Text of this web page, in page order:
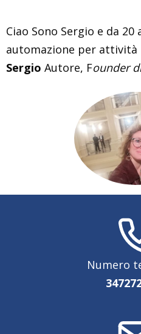
Ciao Sono Sergio e da
automazione per
Sergio Autore, Founder
Numero